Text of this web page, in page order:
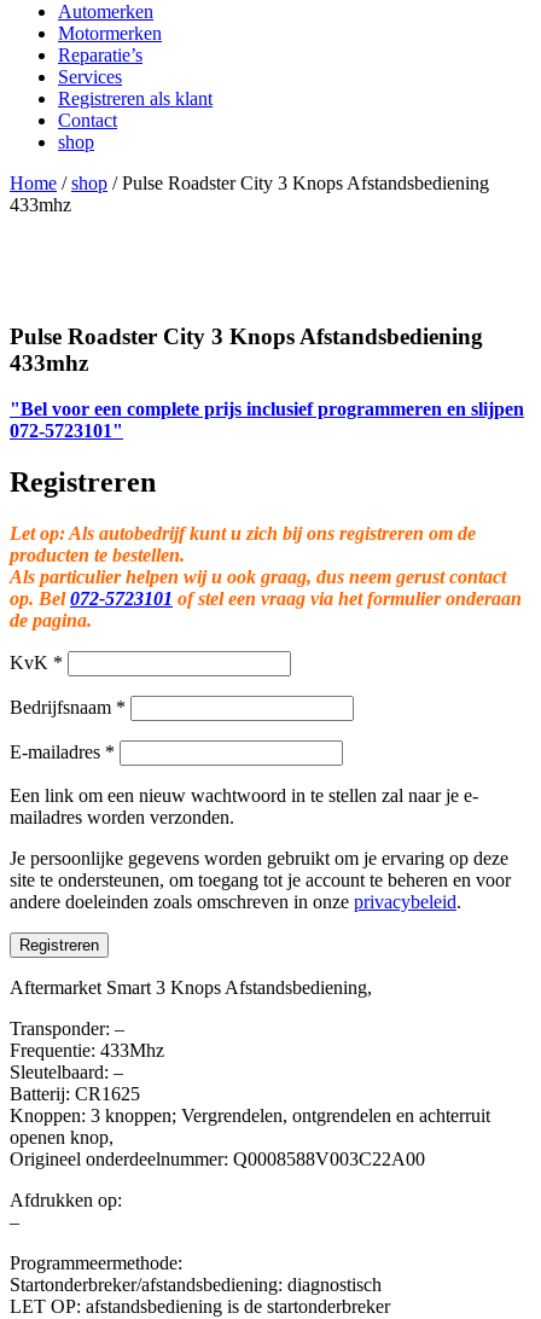
Automerken
Motormerken
Reparatie’s
Services
Registreren als klant
Contact
shop
Home /shop /Pulse Roadster City 3 Knops Afstandsbediening
433mhz
Pulse Roadster City 3 Knops Afstandsbediening
433mhz
"Bel voor een complete prijs inclusief programmeren en slijpen
072-5723101"
Registreren
Let op: Als autobedrijf kunt u zich bij ons registreren om de
producten te bestellen.
Als particulier helpen wij u ook graag, dus neem gerust contact
op. Bel072-5723101 of stel een vraag via het formulier onderaan
de pagina.
KvK *
Bedrijfsnaam *
E-mailadres *
Een link om een nieuw wachtwoord in te stellen zal naar je e-
mailadres worden verzonden.
Je persoonlijke gegevens worden gebruikt om je ervaring op deze
site te ondersteunen, om toegang tot je account te beheren en voor
andere doeleinden zoals omschreven in onze privacybeleid.
Registreren
Aftermarket Smart 3 Knops Afstandsbediening,
Transponder: –
Frequentie: 433Mhz
Sleutelbaard: –
Batterij: CR1625
Knoppen: 3 knoppen; Vergrendelen, ontgrendelen en achterruit
openen knop,
Origineel onderdeelnummer: Q0008588V003C22A00
Afdrukken op:
–
Programmeermethode:
Startonderbreker/afstandsbediening: diagnostisch
LET OP: afstandsbediening is de startonderbreker